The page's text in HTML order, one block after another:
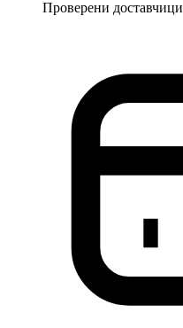
Проверени доставчици